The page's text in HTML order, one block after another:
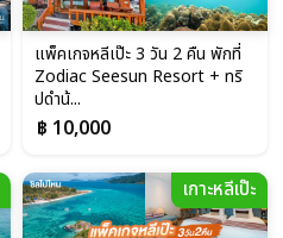
แพ็คเกจหลีเป๊ะ 3 วัน 2 คืน พักที่
Zodiac Seesun Resort + ทริ
ปดำน้...
฿ 10,000
เกาะหลีเป๊ะ